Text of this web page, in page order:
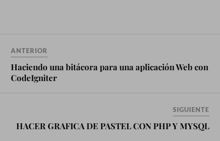
ANTERIOR
Haciendo una bitácora para una aplicación Web con
CodeIgniter
SIGUIENTE
HACER GRAFICA DE PASTEL CON PHP Y MYSQL